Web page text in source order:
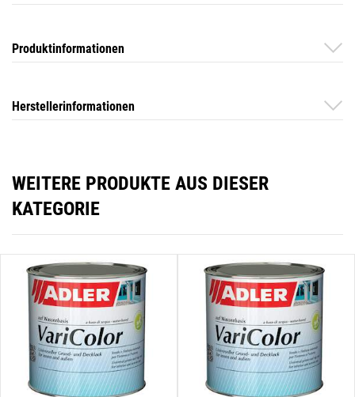
Produktinformationen
Herstellerinformationen
WEITERE PRODUKTE AUS DIESER
KATEGORIE